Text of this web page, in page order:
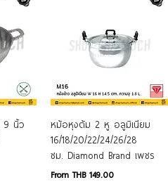
9 นิ้ว
Quick View
หม้อหุงต้ม 2 หู อลูมิเนียม
16/18/20/22/24/26/28
ซม. Diamond Brand เพชร
FromTHB 149.00
Sale Price